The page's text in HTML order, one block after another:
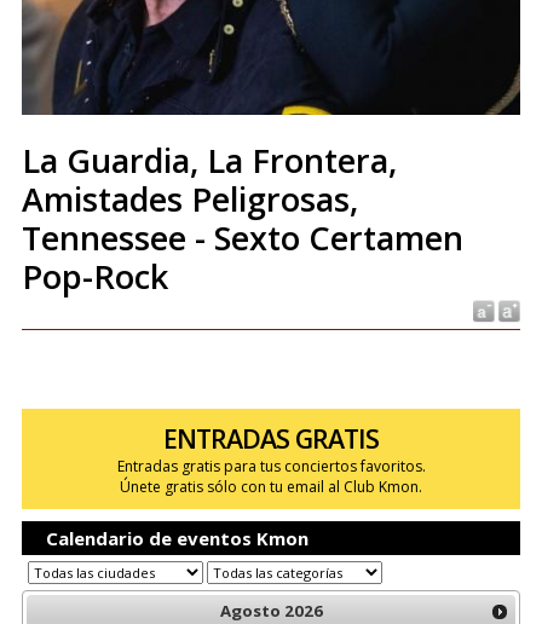
La Guardia, La Frontera,
Amistades Peligrosas,
Tennessee - Sexto Certamen
Pop-Rock
ENTRADAS GRATIS
Entradas gratis para tus conciertos favoritos.
Únete gratis sólo con tu email al Club Kmon.
Calendario de eventos Kmon
Agosto 2026